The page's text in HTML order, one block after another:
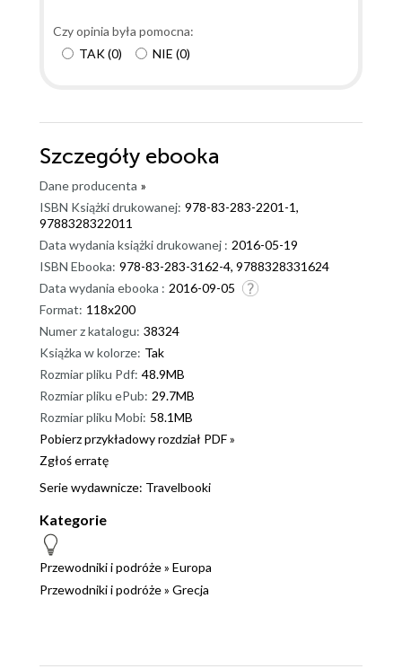
Czy opinia była pomocna:
TAK(0) NIE (0)
Szczegóły ebooka
Dane producenta »
ISBN Książki drukowanej: 978-83-283-2201-1,
9788328322011
Data wydania książki drukowanej : 2016-05-19
ISBN Ebooka: 978-83-283-3162-4, 9788328331624
Data wydania ebooka : 2016-09-05
Format: 118x200
Numer z katalogu: 38324
Książka w kolorze: Tak
Rozmiar pliku Pdf: 48.9MB
Rozmiar pliku ePub: 29.7MB
Rozmiar pliku Mobi: 58.1MB
Pobierz przykładowy rozdział PDF »
Zgłoś erratę
Serie wydawnicze: Travelbooki
Kategorie
Przewodniki i podróże» Europa
Przewodniki i podróże» Grecja